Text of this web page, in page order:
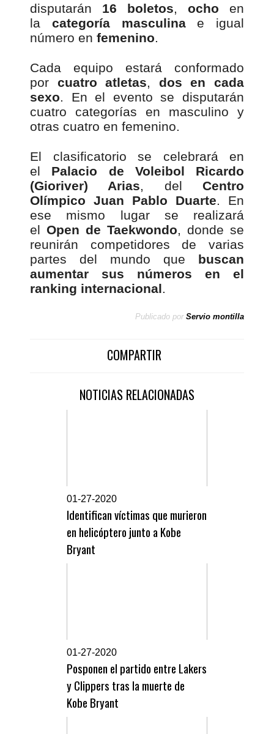
disputarán 16 boletos, ocho en
la categoría masculinae igual
número en femenino.
Cada equipo estará conformado
por cuatro atletas, dos en cada
sexo. En el evento se disputarán
cuatro categorías en masculino y
otras cuatro en femenino.
El clasificatorio se celebrará en
el Palacio de Voleibol Ricardo
(Gioriver) Arias, delCentro
Olímpico Juan Pablo Duarte. En
ese mismo lugar se realizará
el Open de Taekwondo, donde se
reunirán competidores de varias
partes del mundo que buscan
aumentar sus números en el
ranking internacional.
Publicado por Servio montilla
COMPARTIR
NOTICIAS RELACIONADAS
01-27-2020
Identifican víctimas que murieron
en helicóptero junto a Kobe
Bryant
01-27-2020
Posponen el partido entre Lakers
y Clippers tras la muerte de
Kobe Bryant